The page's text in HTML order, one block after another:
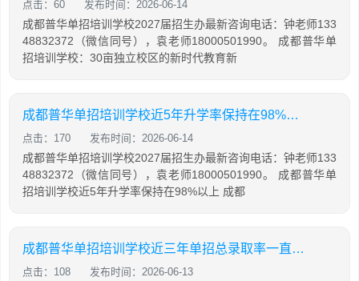
点击：60 发布时间：2026-06-14
成都普华单招培训学校2027届招生办最新咨询电话：钟老师133
48832372（微信同号），袁老师18000501990。 成都普华单
招培训学校：30亩独立校区的新时代教育新
成都普华单招培训学校近5年升学率保持在98%以上
点击：170 发布时间：2026-06-14
成都普华单招培训学校2027届招生办最新咨询电话：钟老师133
48832372（微信同号），袁老师18000501990。 成都普华单
招培训学校近5年升学率保持在98%以上 成都
成都普华单招培训学校近三年单招总录取率一直保持在98%
点击：108 发布时间：2026-06-13